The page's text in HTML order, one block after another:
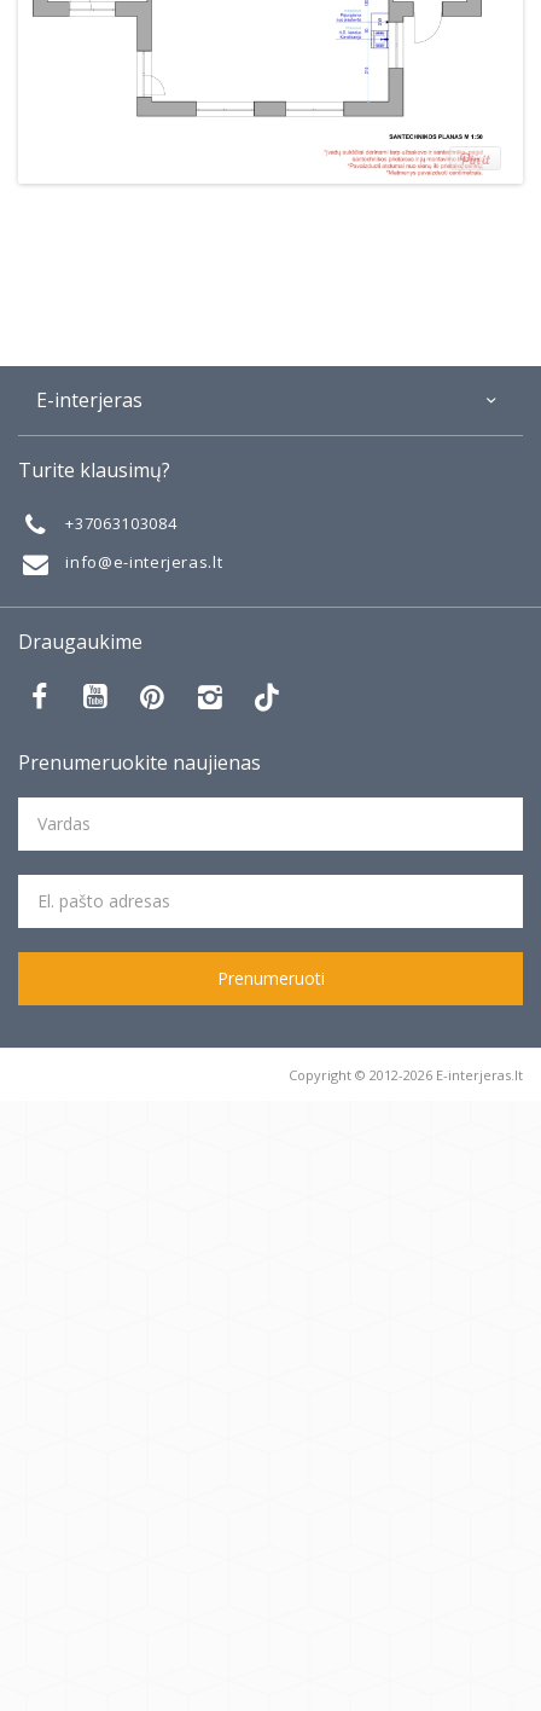
E-interjeras
Mano darbai
Taisyklės
Turite klausimų?
+37063103084
info@e-interjeras.lt
Draugaukime
Prenumeruokite naujienas
Prenumeruoti
Copyright © 2012-2026 E-interjeras.lt